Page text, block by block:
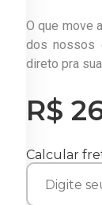
O que move
dos nossos
direto pra
R$
Calcular